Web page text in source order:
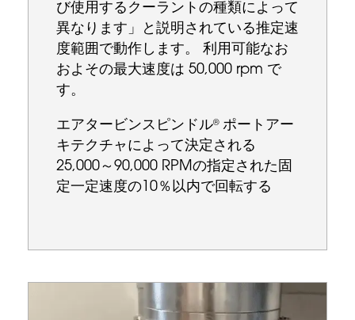
び使用するクーラントの種類によって
異なります」と説明されている推定速
度範囲で動作します。 利用可能なお
およその最大速度は 50,000 rpm で
す。
エアタービンスピンドル®ポートアー
キテクチャによって決定される
25,000～90,000 RPMの指定された固
定一定速度の10％以内で回転する